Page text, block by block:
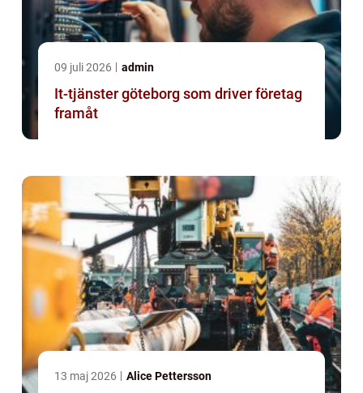
09 juli 2026 admin
It-tjänster göteborg som driver företag
framåt
13 maj 2026 Alice Pettersson